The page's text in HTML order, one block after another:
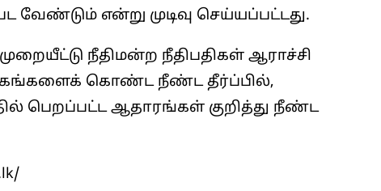
என்று முடிவு செய்யப்பட்டது.
நீதிமன்ற நீதிபதிகள் ஆராச்சி
கொண்ட நீண்ட தீர்ப்பில்,
பெறப்பட்ட ஆதாரங்கள் குறித்து நீண்ட